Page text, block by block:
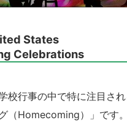
States
Celebrations
校行事の中で特に注目さ
（Homecoming）」です。